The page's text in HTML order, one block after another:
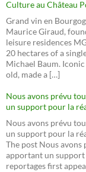
Culture au Château
Grand vin en
Maurice Giraud,
leisure residences
20 hectares of a
Michael Baum.
old, made a […]
Nous avons prévu
un support pour la
Nous avons prévu
un support pour la
The post Nous
apportant un
reportages first